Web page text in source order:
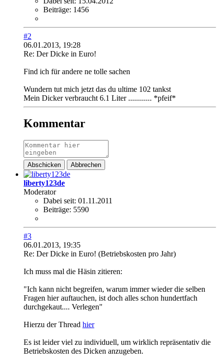
Beiträge: 1456
#2
06.01.2013, 19:28
Re: Der Dicke in Euro!
Find ich für andere ne tolle sachen
Wundern tut mich jetzt das du ultime 102 tankst
Mein Dicker verbraucht 6.1 Liter ............ *pfeif*
Kommentar
Abschicken Abbrechen
liberty123de
Moderator
Dabei seit: 01.11.2011
Beiträge: 5590
#3
06.01.2013, 19:35
Re: Der Dicke in Euro! (Betriebskosten pro Jahr)
Ich muss mal die Häsin zitieren:
"Ich kann nicht begreifen, warum immer wieder die selben
Fragen hier auftauchen, ist doch alles schon hundertfach
durchgekaut.... Verlegen"
Hierzu der Thread hier
Es ist leider viel zu individuell, um wirklich repräsentativ die
Betriebskosten des Dicken anzugeben.